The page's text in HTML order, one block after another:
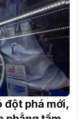
đột phá mới,